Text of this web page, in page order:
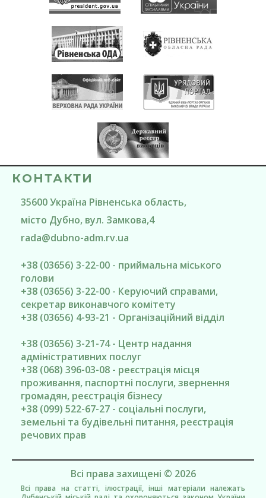
КОНТАКТИ
35600Україна Рівненська область,
місто Дубно, вул. Замкова,4
rada@dubno-adm.rv.ua
+38 (03656) 3-22-00 - приймальна міського
голови
+38 (03656) 3-22-00 - Керуючий справами,
секретар виконавчого комітету
+38 (03656) 4-93-21 - Організаційний відділ
+38 (03656) 3-21-74 - Центр надання
адміністративних послуг
+38 (068) 396-03-08 - реєстрація місця
проживання, паспортні послуги, звернення
громадян, реєстрація бізнесу
+38 (099) 522-67-27 - соціальні послуги,
земельні та будівельні питання, реєстрація
речових прав
Всі права захищені © 2026
Всі права на статті, ілюстрації, інші матеріали належать